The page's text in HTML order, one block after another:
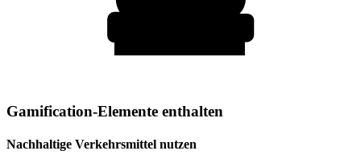
Gamification-Elemente enthalten
Nachhaltige Verkehrsmittel nutzen